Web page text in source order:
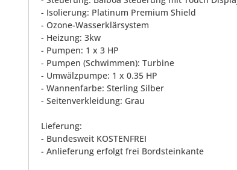
- Isolierung: Platinum Premium Shield
- Ozone-Wasserklärsystem
- Heizung: 3kw
- Pumpen: 1 x 3 HP
- Pumpen (Schwimmen): Turbine
- Umwälzpumpe: 1 x 0.35 HP
- Wannenfarbe: Sterling Silber
- Seitenverkleidung: Grau
Lieferung:
- Bundesweit KOSTENFREI
- Anlieferung erfolgt frei Bordsteinkante